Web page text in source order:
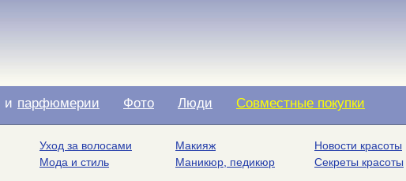
и парфюмерии Фото Люди Совместные покупки
Уход за волосами
Мода и стиль
Макияж
Маникюр, педикюр
Новости красоты
Секреты красоты